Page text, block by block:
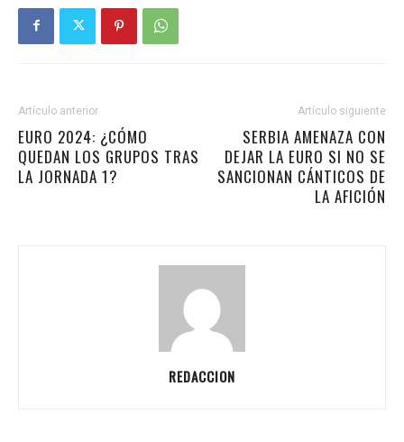
Artículo anterior
EURO 2024: ¿CÓMO
QUEDAN LOS GRUPOS TRAS
LA JORNADA 1?
Artículo siguiente
SERBIA AMENAZA CON
DEJAR LA EURO SI NO SE
SANCIONAN CÁNTICOS DE
LA AFICIÓN
REDACCION